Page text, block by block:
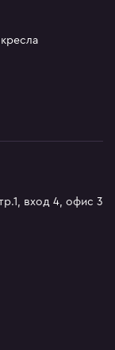
вход 4, офис 3